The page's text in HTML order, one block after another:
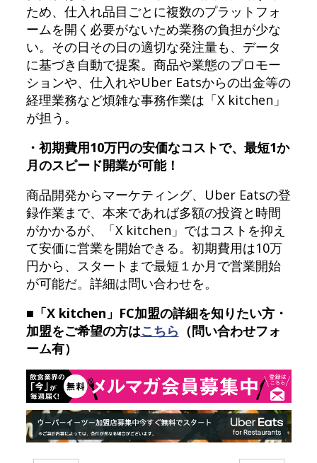
ため、仕入れ品目ごとに複数のプラットフォ
ームを開く必要がないため業務の負担が少な
い。その日その日の適切な発注量も、データ
に基づき自動で提案。商品や業態のプロモー
ションや、仕入れやUber Eatsからの出金等の
経理業務など煩雑な事務作業は「X kitchen」
が担う。
・初期費用10万円の安価なコストで、最短1か
月のスピード開業が可能！
商品開発からマーケティング、Uber Eatsの登
録作業まで、本来であれば多額の投資と時間
がかかるが、「X kitchen」ではコストを抑え
て安価に営業を開始できる。初期費用は10万
円から、スタートまで最短１か月で営業開始
が可能だ。詳細は問い合わせを。
■「X kitchen」FC加盟の詳細を知りたい方・
加盟をご希望の方はこちら （問い合わせフォ
ーム有）